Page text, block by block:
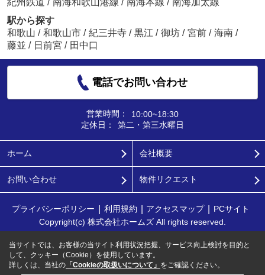
紀州鉄道 / 南海和歌山港線 / 南海本線 / 南海加太線
駅から探す
和歌山 / 和歌山市 / 紀三井寺 / 黒江 / 御坊 / 宮前 / 海南 /
藤並 / 日前宮 / 田中口
電話でお問い合わせ
営業時間：
10:00~18:30
定休日：
第二・第三水曜日
ホーム 会社概要
お問い合わせ 物件リクエスト
プライバシーポリシー 利用規約 アクセスマップ
PCサイト
Copyright(c) 株式会社ホームズ All rights reserved.
当サイトでは、お客様の当サイト利用状況把握、サービス向上検討を目的と
して、クッキー（Cookie）を使用しています。
詳しくは、当社の 「Cookieの取扱いについて」 をご確認ください。